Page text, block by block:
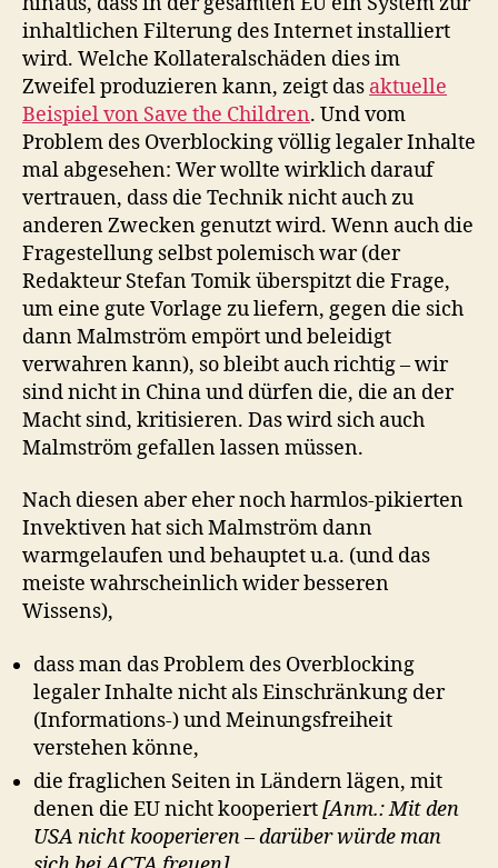
inhaltlichen Filterung des Internet installiert
wird. Welche Kollateralschäden dies im
Zweifel produzieren kann, zeigt das aktuelle
Beispiel von Save the Children. Und vom
Problem des Overblocking völlig legaler Inhalte
mal abgesehen: Wer wollte wirklich darauf
vertrauen, dass die Technik nicht auch zu
anderen Zwecken genutzt wird. Wenn auch die
Fragestellung selbst polemisch war (der
Redakteur Stefan Tomik überspitzt die Frage,
um eine gute Vorlage zu liefern, gegen die sich
dann Malmström empört und beleidigt
verwahren kann), so bleibt auch richtig – wir
sind nicht in China und dürfen die, die an der
Macht sind, kritisieren. Das wird sich auch
Malmström gefallen lassen müssen.
Nach diesen aber eher noch harmlos-pikierten
Invektiven hat sich Malmström dann
warmgelaufen und behauptet u.a. (und das
meiste wahrscheinlich wider besseren
Wissens),
dass man das Problem des Overblocking
legaler Inhalte nicht als Einschränkung der
(Informations-) und Meinungsfreiheit
verstehen könne,
die fraglichen Seiten in Ländern lägen, mit
denen die EU nicht kooperiert[Anm.: Mit den
USA nicht kooperieren – darüber würde man